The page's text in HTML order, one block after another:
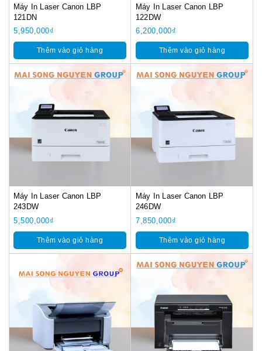
Máy In Laser Canon LBP
121DN
5,950,000₫
Thêm vào giỏ hàng
Máy In Laser Canon LBP
122DW
6,200,000₫
Thêm vào giỏ hàng
Máy In Laser Canon LBP
243DW
5,500,000₫
Thêm vào giỏ hàng
Máy In Laser Canon LBP
246DW
7,850,000₫
Thêm vào giỏ hàng